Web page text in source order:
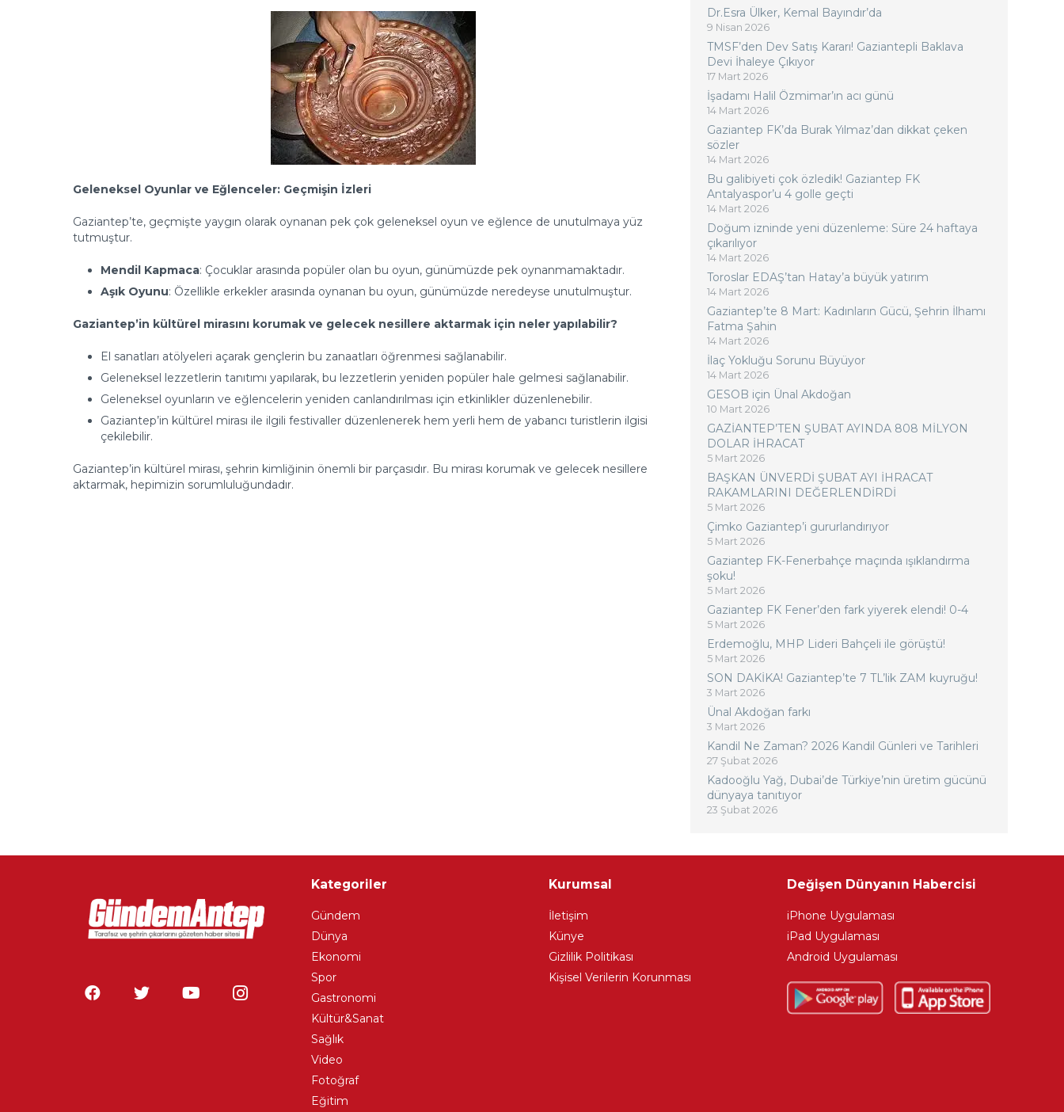
Geleneksel Oyunlar ve Eğlenceler: Geçmişin İzleri
Gaziantep’te, geçmişte yaygın olarak oynanan pek çok geleneksel oyun ve eğlence de unutulmaya yüz
tutmuştur.
Mendil Kapmaca: Çocuklar arasında popüler olan bu oyun, günümüzde pek oynanmamaktadır.
Aşık Oyunu: Özellikle erkekler arasında oynanan bu oyun, günümüzde neredeyse unutulmuştur.
Gaziantep’in kültürel mirasını korumak ve gelecek nesillere aktarmak için neler yapılabilir?
El sanatları atölyeleri açarak gençlerin bu zanaatları öğrenmesi sağlanabilir.
Geleneksel lezzetlerin tanıtımı yapılarak, bu lezzetlerin yeniden popüler hale gelmesi sağlanabilir.
Geleneksel oyunların ve eğlencelerin yeniden canlandırılması için etkinlikler düzenlenebilir.
Gaziantep’in kültürel mirası ile ilgili festivaller düzenlenerek hem yerli hem de yabancı turistlerin ilgisi
çekilebilir.
Gaziantep’in kültürel mirası, şehrin kimliğinin önemli bir parçasıdır. Bu mirası korumak ve gelecek nesillere
aktarmak, hepimizin sorumluluğundadır.
Dr.Esra Ülker, Kemal Bayındır’da
9 Nisan 2026
TMSF’den Dev Satış Kararı! Gaziantepli Baklava
Devi İhaleye Çıkıyor
17 Mart 2026
İşadamı Halil Özmimar’ın acı günü
14 Mart 2026
Gaziantep FK’da Burak Yılmaz’dan dikkat çeken
sözler
14 Mart 2026
Bu galibiyeti çok özledik! Gaziantep FK
Antalyaspor’u 4 golle geçti
14 Mart 2026
Doğum izninde yeni düzenleme: Süre 24 haftaya
çıkarılıyor
14 Mart 2026
Toroslar EDAŞ’tan Hatay’a büyük yatırım
14 Mart 2026
Gaziantep’te 8 Mart: Kadınların Gücü, Şehrin İlhamı
Fatma Şahin
14 Mart 2026
İlaç Yokluğu Sorunu Büyüyor
14 Mart 2026
GESOB için Ünal Akdoğan
10 Mart 2026
GAZİANTEP’TEN ŞUBAT AYINDA 808 MİLYON
DOLAR İHRACAT
5 Mart 2026
BAŞKAN ÜNVERDİ ŞUBAT AYI İHRACAT
RAKAMLARINI DEĞERLENDİRDİ
5 Mart 2026
Çimko Gaziantep’i gururlandırıyor
5 Mart 2026
Gaziantep FK-Fenerbahçe maçında ışıklandırma
şoku!
5 Mart 2026
Gaziantep FK Fener’den fark yiyerek elendi! 0-4
5 Mart 2026
Erdemoğlu, MHP Lideri Bahçeli ile görüştü!
5 Mart 2026
SON DAKİKA! Gaziantep’te 7 TL’lik ZAM kuyruğu!
3 Mart 2026
Ünal Akdoğan farkı
3 Mart 2026
Kandil Ne Zaman? 2026 Kandil Günleri ve Tarihleri
27 Şubat 2026
Kadooğlu Yağ, Dubai’de Türkiye’nin üretim gücünü
dünyaya tanıtıyor
23 Şubat 2026
Kategoriler
Gündem
Dünya
Ekonomi
Spor
Gastronomi
Kültür&Sanat
Sağlık
Video
Fotoğraf
Eğitim
Kurumsal
İletişim
Künye
Gizlilik Politikası
Kişisel Verilerin Korunması
Değişen Dünyanın Habercisi
iPhone Uygulaması
iPad Uygulaması
Android Uygulaması